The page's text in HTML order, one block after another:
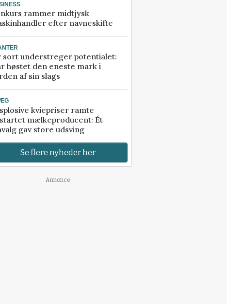
rammer midtjysk
efter navneskifte
sort understreger potentialet:
høstet den eneste mark i
af sin slags
kviepriser ramte
mælkeproducent: Ét
gav store udsving
Se flere nyheder her
Annonce